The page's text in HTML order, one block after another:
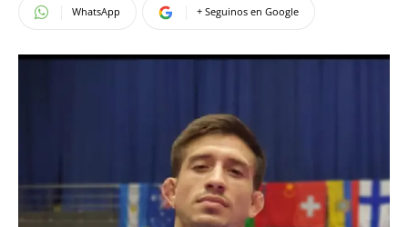
WhatsApp + Seguinos en Google